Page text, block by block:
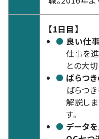
【1日目】
良い仕
仕事を
との大
ばらつ
ばらつ
解説しま
す。
データ